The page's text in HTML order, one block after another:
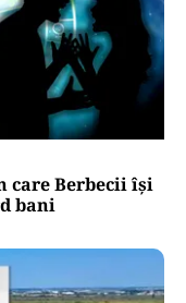
care Berbecii își
bani